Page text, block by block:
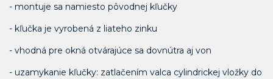
- montuje sa namiesto pôvodnej kľučky
- kľučka je vyrobená z liateho zinku
- vhodná pre okná otvárajúce sa dovnútra aj von
- uzamykanie kľučky: zatlačením valca cylindrickej vložky do